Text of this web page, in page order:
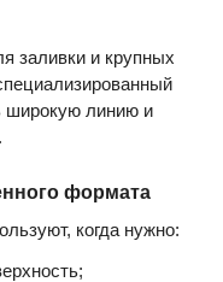
заливки и крупных
широкую линию и
формата
когда нужно: